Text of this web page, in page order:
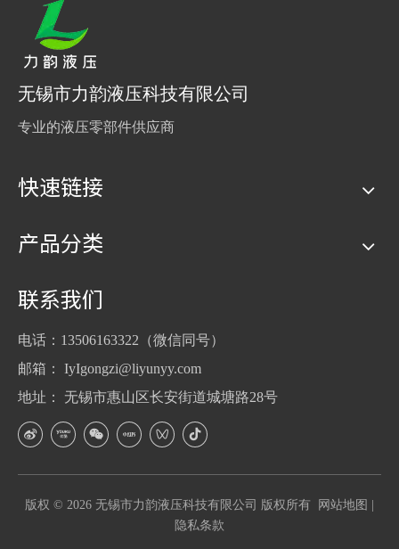
无锡市力韵液压科技有限公司
专业的液压零部件供应商
快速链接
产品分类
联系我们
电话：13506163322（微信同号）
邮箱： IyIgongzi@liyunyy.com
地址： 无锡市惠山区长安街道城塘路28号
版权 © 2026 无锡市力韵液压科技有限公司 版权所有 网站地图 |
隐私条款